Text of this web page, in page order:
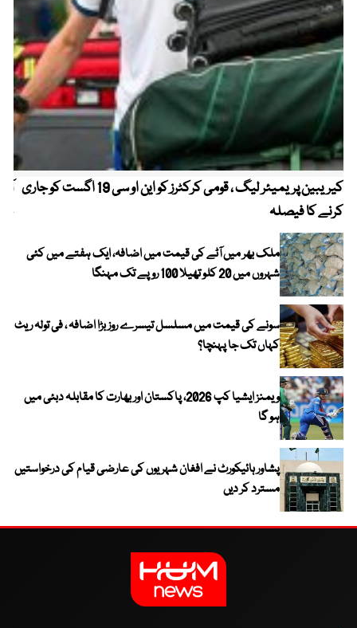
کیریبین پریمیئر لیگ ، قومی کرکٹرز کو این او سی 19 اگست کو جاری
کرنے کا فیصلہ
ملک بھر میں آٹے کی قیمت میں اضافہ، ایک ہفتے میں کئی
شہروں میں 20 کلو تھیلا 100 روپے تک مہنگا
سونے کی قیمت میں مسلسل تیسرے روز بڑا اضافہ ، فی تولہ ریٹ
کہاں تک جا پہنچا؟
ویمنز ایشیا کپ 2026، پاکستان اور بھارت کا مقابلہ دبئی میں
ہو گا
پشاور ہائیکورٹ نے افغان شہریوں کی عارضی قیام کی درخواستیں
مسترد کر دیں